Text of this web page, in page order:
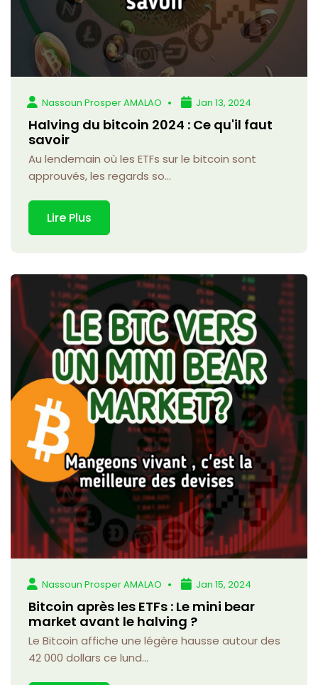
Nassoun Prosper AMALAO Jan 13, 2024
Halving du bitcoin 2024 : Ce qu'il faut
savoir
Au lendemain où les ETFs sur le bitcoin sont
approuvés, les regards so...
Lire Plus
Nassoun Prosper AMALAO Jan 15, 2024
Bitcoin après les ETFs : Le mini bear
market avant le halving ?
Le Bitcoin affiche une légère hausse autour des
42 000 dollars ce lund...